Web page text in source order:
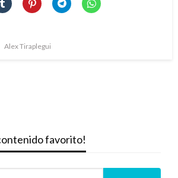
Alex Tiraplegui
favorito!